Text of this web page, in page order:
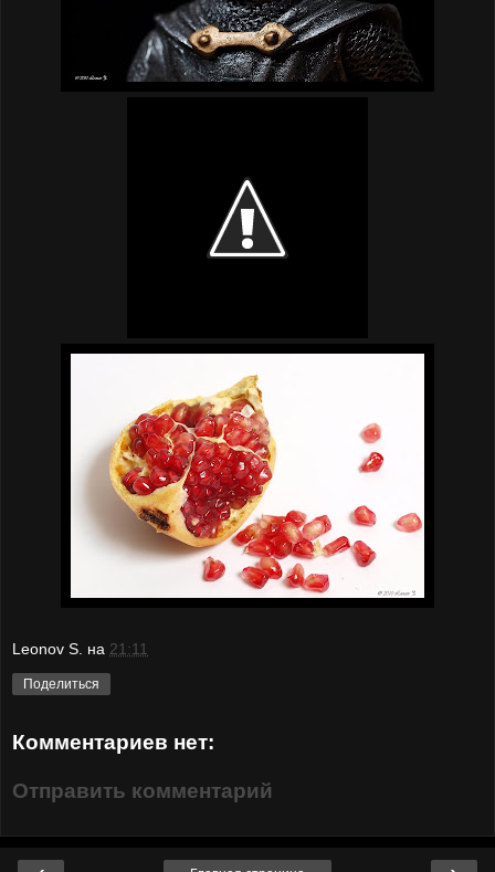
Leonov S. на 21:11
Поделиться
Комментариев нет:
Отправить комментарий